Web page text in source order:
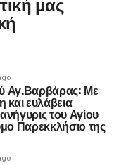
Αγ.Βαρβάρας: Με
και ευλάβεια
του Αγίου
Παρεκκλήσιο της